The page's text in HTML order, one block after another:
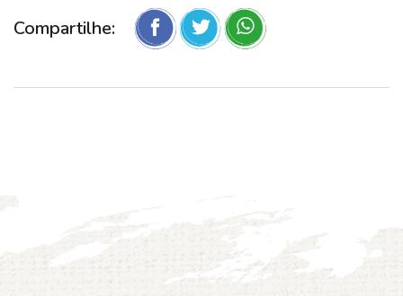
Compartilhe: